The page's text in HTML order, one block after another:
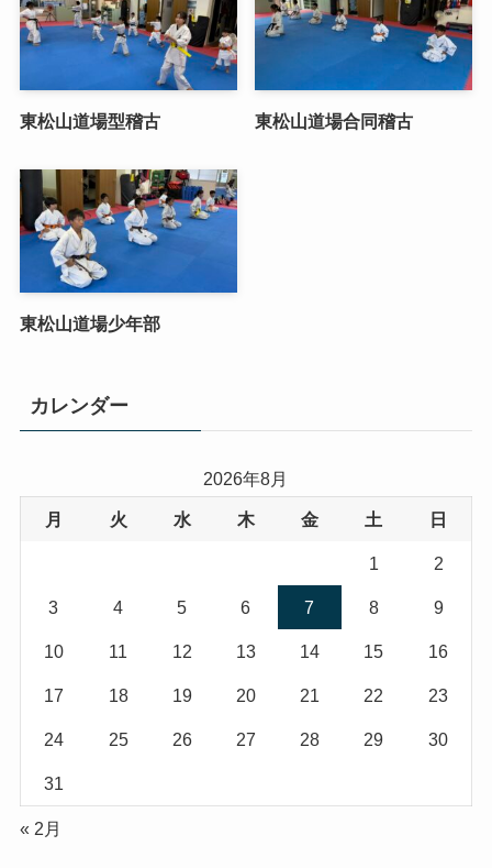
東松山道場型稽古 東松山道場合同稽古
東松山道場少年部
カレンダー
2026年8月
月 火 水 木 金 土 日
1 2
3 4 5 6 7 8 9
10 11 12 13 14 15 16
17 18 19 20 21 22 23
24 25 26 27 28 29 30
31
« 2月